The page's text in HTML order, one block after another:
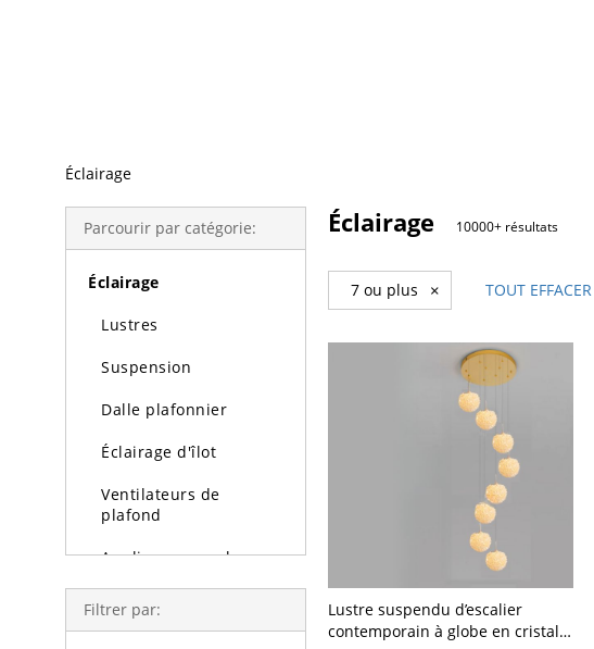
Éclairage
Parcourir par catégorie:
Éclairage
Lustres
Suspension
Dalle plafonnier
Éclairage d'îlot
Ventilateurs de
plafond
Appliques murales
Lampe et lampadaire
Filtrer par:
Éclairage 10000+ résultats
7 ou plus × TOUT EFFACER
Lustre suspendu d’escalier
contemporain à globe en cristal,